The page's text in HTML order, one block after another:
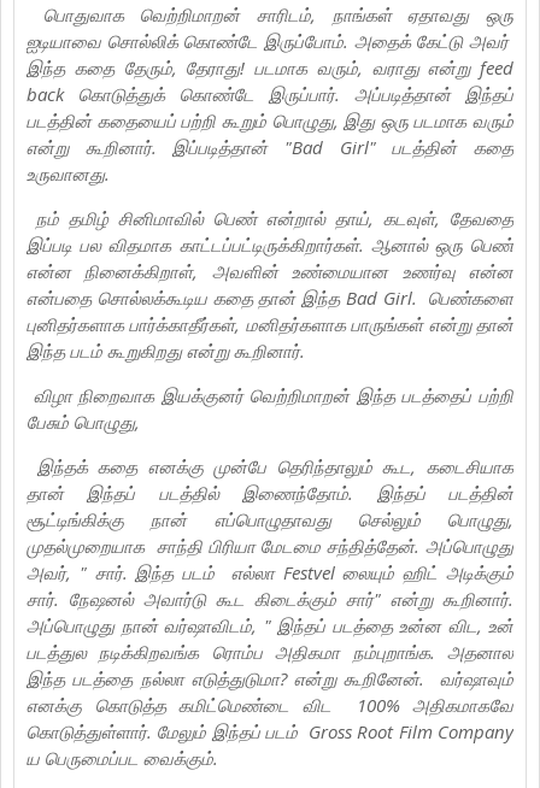
பொதுவாக வெற்றிமாறன் சாரிடம், நாங்கள் ஏதாவது ஒரு
ஐடியாவை சொல்லிக் கொண்டே இருப்போம். அதைக் கேட்டு அவர்
இந்த கதை தேரும், தேராது! படமாக வரும், வராது என்று feed
back கொடுத்துக் கொண்டே இருப்பார். அப்படித்தான் இந்தப்
படத்தின் கதையைப் பற்றி கூறும் பொழுது, இது ஒரு படமாக வரும்
என்று கூறினார். இப்படித்தான் "Bad Girl" படத்தின் கதை
உருவானது.
நம் தமிழ் சினிமாவில் பெண் என்றால் தாய், கடவுள், தேவதை
இப்படி பல விதமாக காட்டப்பட்டிருக்கிறார்கள். ஆனால் ஒரு பெண்
என்ன நினைக்கிறாள், அவளின் உண்மையான உணர்வு என்ன
என்பதை சொல்லக்கூடிய கதை தான் இந்த Bad Girl. பெண்களை
புனிதர்களாக பார்க்காதீர்கள், மனிதர்களாக பாருங்கள் என்று தான்
இந்த படம் கூறுகிறது என்று கூறினார்.
விழா நிறைவாக இயக்குனர் வெற்றிமாறன் இந்த படத்தைப் பற்றி
பேசும் பொழுது,
இந்தக் கதை எனக்கு முன்பே தெரிந்தாலும் கூட, கடைசியாக
தான் இந்தப் படத்தில் இணைந்தோம். இந்தப் படத்தின்
சூட்டிங்கிக்கு நான் எப்பொழுதாவது செல்லும் பொழுது,
முதல்முறையாக சாந்தி பிரியா மேடமை சந்தித்தேன். அப்பொழுது
அவர், " சார். இந்த படம் எல்லா Festvel லையும் ஹிட் அடிக்கும்
சார். நேஷனல் அவார்டு கூட கிடைக்கும் சார்" என்று கூறினார்.
அப்பொழுது நான் வர்ஷாவிடம், " இந்தப் படத்தை உன்ன விட, உன்
படத்துல நடிக்கிறவங்க ரொம்ப அதிகமா நம்புறாங்க. அதனால
இந்த படத்தை நல்லா எடுத்துடுமா? என்று கூறினேன். வர்ஷாவும்
எனக்கு கொடுத்த கமிட்மெண்டை விட 100% அதிகமாகவே
கொடுத்துள்ளார். மேலும் இந்தப் படம் Gross Root Film Company
ய பெருமைப்பட வைக்கும்.